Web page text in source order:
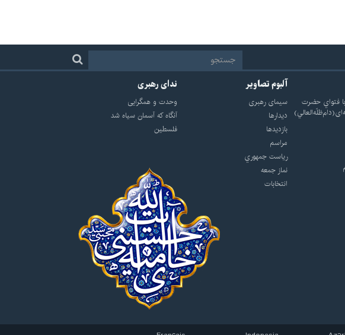
فتواي حضرت
آلبوم تصاویر
سيماى رهبرى
ديدارها
بازديدها
مراسم
رياست جمهوري
نماز جمعه
انتخابات
ندای رهبری
وحدت و همگرایی
آنگاه که آسمان سیاه شد
فلسطین